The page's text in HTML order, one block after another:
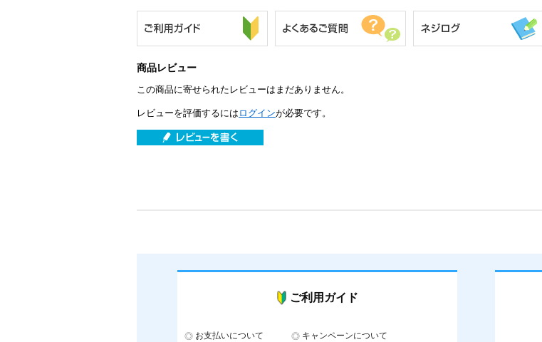
商品レビュー
この商品に寄せられたレビューはまだありません。
レビューを評価するには ログインが必要です。
ご利用ガイド
お支払いについて キャンペーンについて